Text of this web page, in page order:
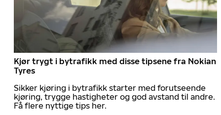
Kjør trygt i bytrafikk med disse tipsene fra Nokian
Tyres
Sikker kjøring i bytrafikk starter med forutseende
kjøring, trygge hastigheter og god avstand til andre.
Få flere nyttige tips her.